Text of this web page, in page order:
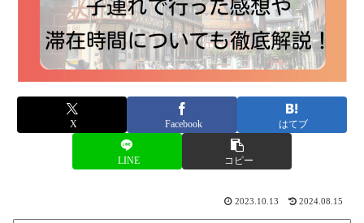
X Facebook はてブ
LINE コピー
2023.10.13 2024.08.15